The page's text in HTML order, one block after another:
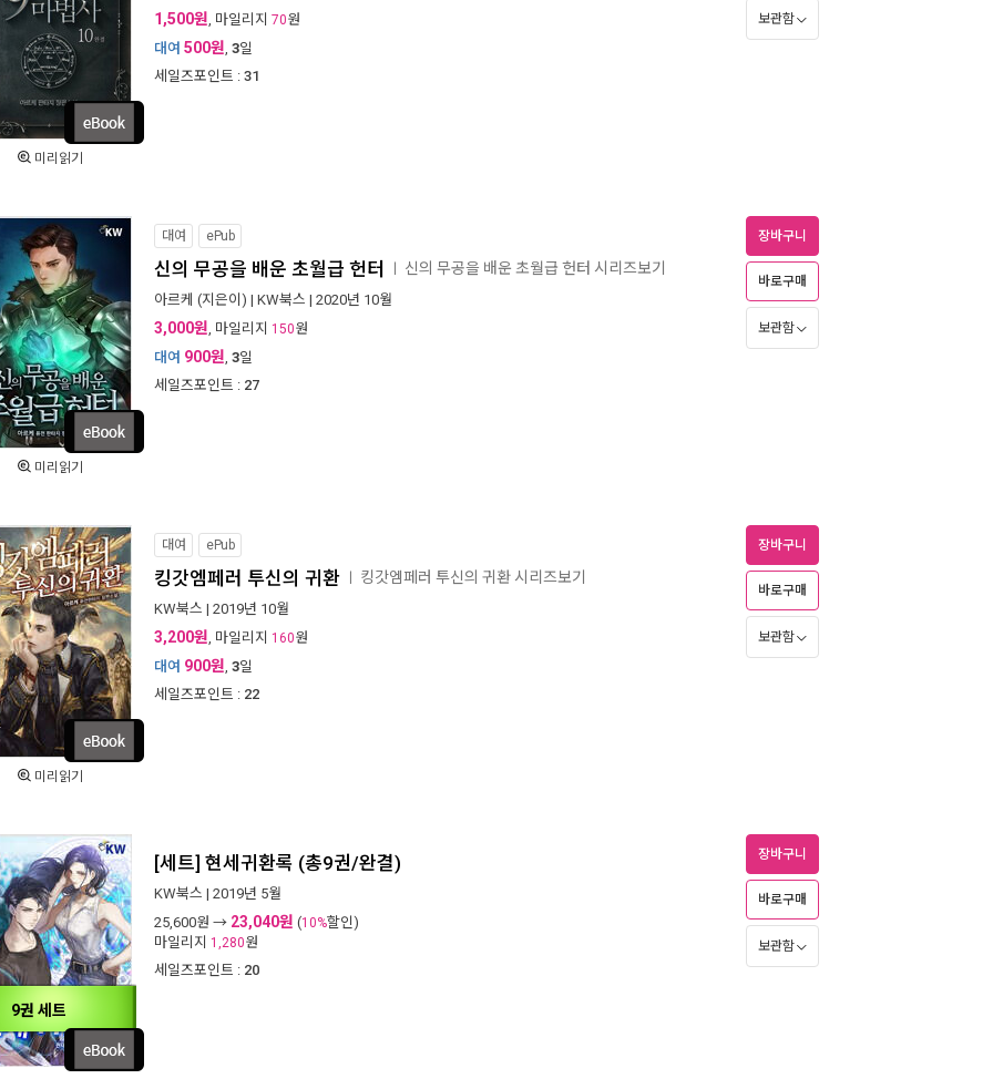
미리읽기
1,500원, 마일리지 70원
대여 500원, 3일
세일즈포인트 : 31
보관함
미리읽기
대여 ePub
신의 무공을 배운 초월급 헌터 신의 무공을 배운 초월급 헌터 시리즈보기
아르케 (지은이) | KW북스 | 2020년 10월
3,000원, 마일리지 150원
대여 900원, 3일
세일즈포인트 : 27
장바구니
바로구매
보관함
미리읽기
대여 ePub
킹갓엠페러 투신의 귀환 킹갓엠페러 투신의 귀환 시리즈보기
KW북스 | 2019년 10월
3,200원, 마일리지 160원
대여 900원, 3일
세일즈포인트 : 22
장바구니
바로구매
보관함
9권 세트
[세트] 현세귀환록 (총9권/완결)
KW북스 | 2019년 5월
25,600원 → 23,040원 (10%할인)
마일리지 1,280원
세일즈포인트 : 20
장바구니
바로구매
보관함